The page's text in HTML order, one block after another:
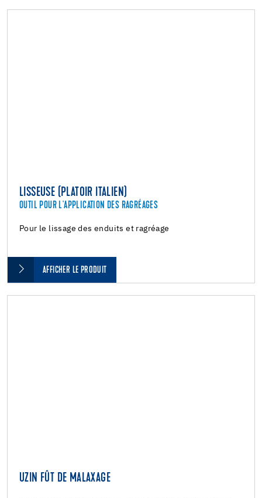
LISSEUSE (PLATOIR ITALIEN)
OUTIL POUR L'APPLICATION DES RAGRÉAGES
Pour le lissage des enduits et ragréage
AFFICHER LE PRODUIT
UZIN FÛT DE MALAXAGE